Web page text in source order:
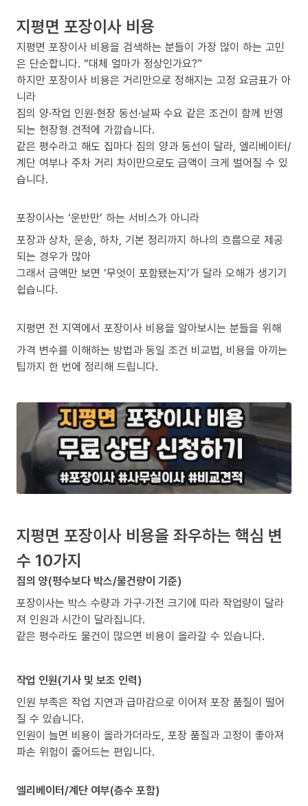
지평면 포장이사 비용
지평면 포장이사 비용을 검색하는 분들이 가장 많이 하는 고민
은 단순합니다. “대체 얼마가 정상인가요?”
하지만 포장이사 비용은 거리만으로 정해지는 고정 요금표가 아
니라
짐의 양·작업 인원·현장 동선·날짜 수요 같은 조건이 함께 반영
되는 현장형 견적에 가깝습니다.
같은 평수라고 해도 집마다 짐의 양과 동선이 달라, 엘리베이터/
계단 여부나 주차 거리 차이만으로도 금액이 크게 벌어질 수 있
습니다.
포장이사는 ‘운반만’ 하는 서비스가 아니라
포장과 상차, 운송, 하차, 기본 정리까지 하나의 흐름으로 제공
되는 경우가 많아
그래서 금액만 보면 ‘무엇이 포함됐는지’가 달라 오해가 생기기
쉽습니다.
지평면 전 지역에서 포장이사 비용을 알아보시는 분들을 위해
가격 변수를 이해하는 방법과 동일 조건 비교법, 비용을 아끼는
팁까지 한 번에 정리해 드립니다.
지평면 포장이사 비용을 좌우하는 핵심 변
수 10가지
짐의 양(평수보다 박스/물건량이 기준)
포장이사는 박스 수량과 가구·가전 크기에 따라 작업량이 달라
져 인원과 시간이 달라집니다.
같은 평수라도 물건이 많으면 비용이 올라갈 수 있습니다.
작업 인원(기사 및 보조 인력)
인원 부족은 작업 지연과 급마감으로 이어져 포장 품질이 떨어
질 수 있습니다.
인원이 늘면 비용이 올라가더라도, 포장 품질과 고정이 좋아져
파손 위험이 줄어드는 편입니다.
엘리베이터/계단 여부(층수 포함)